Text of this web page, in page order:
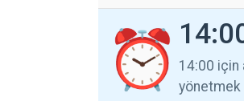
⏰ 14:00 için
yönetmek